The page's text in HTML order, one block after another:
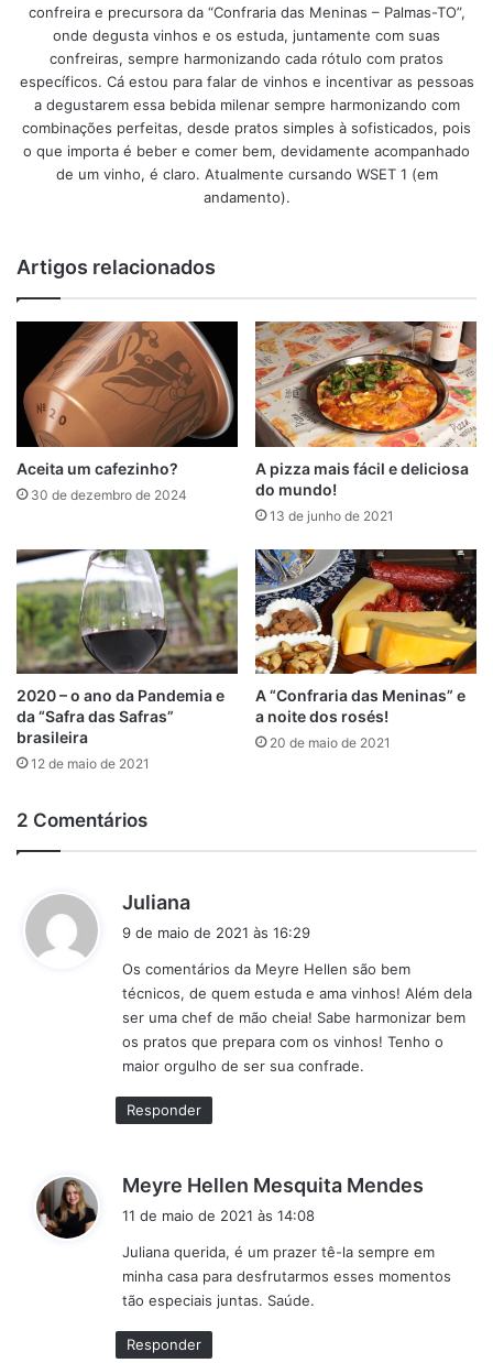
confreira e precursora da “Confraria das Meninas – Palmas-TO”,
onde degusta vinhos e os estuda, juntamente com suas
confreiras, sempre harmonizando cada rótulo com pratos
específicos. Cá estou para falar de vinhos e incentivar as pessoas
a degustarem essa bebida milenar sempre harmonizando com
combinações perfeitas, desde pratos simples à sofisticados, pois
o que importa é beber e comer bem, devidamente acompanhado
de um vinho, é claro. Atualmente cursando WSET 1 (em
andamento).
Artigos relacionados
Aceita um cafezinho?
30 de dezembro de 2024
A pizza mais fácil e deliciosa
do mundo!
13 de junho de 2021
2020 – o ano da Pandemia e
da “Safra das Safras”
brasileira
12 de maio de 2021
A “Confraria das Meninas” e
a noite dos rosés!
20 de maio de 2021
2 Comentários
Juliana
s
e
:
9 de maio de 2021 às 16:29
Os comentários da Meyre Hellen são bem
técnicos, de quem estuda e ama vinhos! Além dela
ser uma chef de mão cheia! Sabe harmonizar bem
os pratos que prepara com os vinhos! Tenho o
maior orgulho de ser sua confrade.
Responder
Meyre Hellen Mesquita Mendes
s
e
11 de maio de 2021 às 14:08
Juliana querida, é um prazer tê-la sempre em
minha casa para desfrutarmos esses momentos
tão especiais juntas. Saúde.
Responder